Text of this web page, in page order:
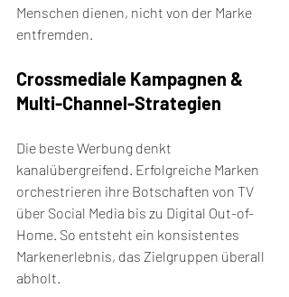
Menschen dienen, nicht von der Marke
entfremden.
Crossmediale Kampagnen &
Multi-Channel-Strategien
Die beste Werbung denkt
kanalübergreifend. Erfolgreiche Marken
orchestrieren ihre Botschaften von TV
über Social Media bis zu Digital Out-of-
Home. So entsteht ein konsistentes
Markenerlebnis, das Zielgruppen überall
abholt.